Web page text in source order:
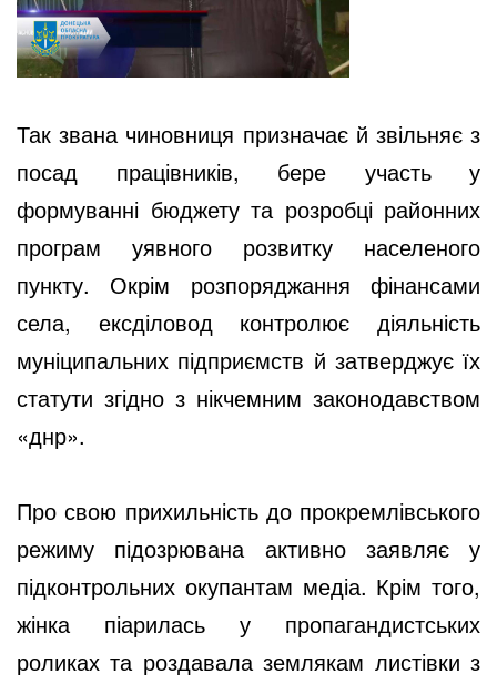
Так звана чиновниця призначає й звільняє з
посад працівників, бере участь у
формуванні бюджету та розробці районних
програм уявного розвитку населеного
пункту. Окрім розпоряджання фінансами
села, ексділовод контролює діяльність
муніципальних підприємств й затверджує їх
статути згідно з нікчемним законодавством
«днр».
Про свою прихильність до прокремлівського
режиму підозрювана активно заявляє у
підконтрольних окупантам медіа. Крім того,
жінка піарилась у пропагандистських
роликах та роздавала землякам листівки з